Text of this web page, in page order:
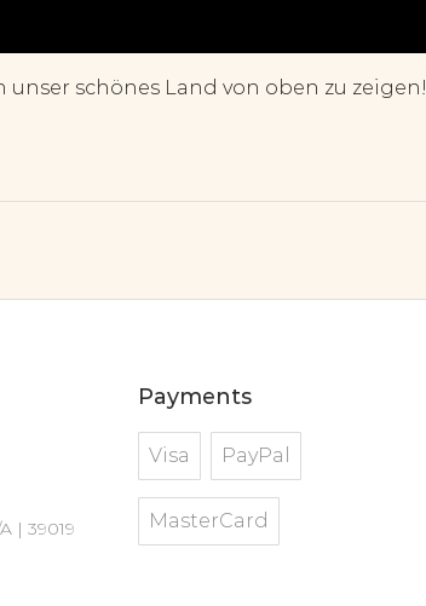
schönes Land von oben zu zeigen!
| 39019
Payments
Visa PayPal
MasterCard